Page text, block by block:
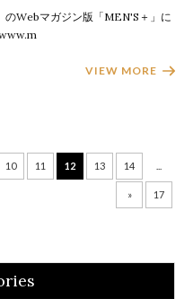
のWebマガジン版「MEN'S＋」に
VIEW MORE
10 11 12 13 14
» 17